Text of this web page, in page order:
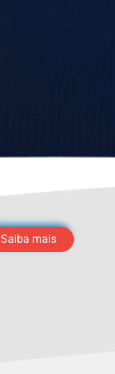
Saiba mais